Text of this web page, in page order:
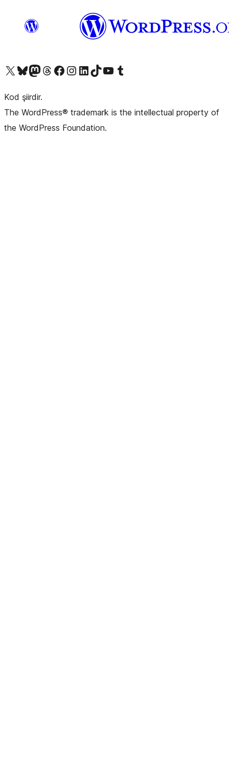
X (eski Twitter) hesabımıza bakın
Bluesky hesabımızı ziyaret edinMastodon hesabımızı ziyaret edinThreads hesabımızı ziyaret edinFacebook sayfamızı ziyaret edinInstagram hesabımızı ziyaret edinLinkedIn hesabımızı ziyaret edinTikTok hesabımızı ziyaret edinYouTube kanalımızı ziyaret edinTumblr hesabımızı ziyaret edin
Kod şiirdir.
The WordPress® trademark is the intellectual property of
the WordPress Foundation.